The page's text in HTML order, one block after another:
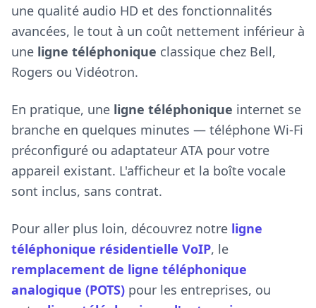
une qualité audio HD et des fonctionnalités
avancées, le tout à un coût nettement inférieur à
une ligne téléphonique classique chez Bell,
Rogers ou Vidéotron.
En pratique, une ligne téléphonique internet se
branche en quelques minutes — téléphone Wi-Fi
préconfiguré ou adaptateur ATA pour votre
appareil existant. L'afficheur et la boîte vocale
sont inclus, sans contrat.
Pour aller plus loin, découvrez notre ligne
téléphonique résidentielle VoIP, le
remplacement de ligne téléphonique
analogique (POTS) pour les entreprises, ou